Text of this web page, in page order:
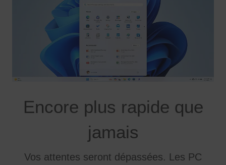
Encore plus rapide que
jamais
Vos attentes seront dépassées. Les PC